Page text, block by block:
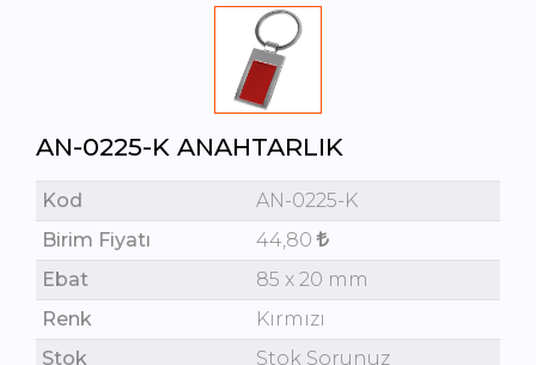
AN-0225-K ANAHTARLIK
Kod
AN-0225-K
Birim Fiyatı
44,80
Ebat
85 x 20 mm
Renk
Kırmızı
Stok
Stok Sorunuz